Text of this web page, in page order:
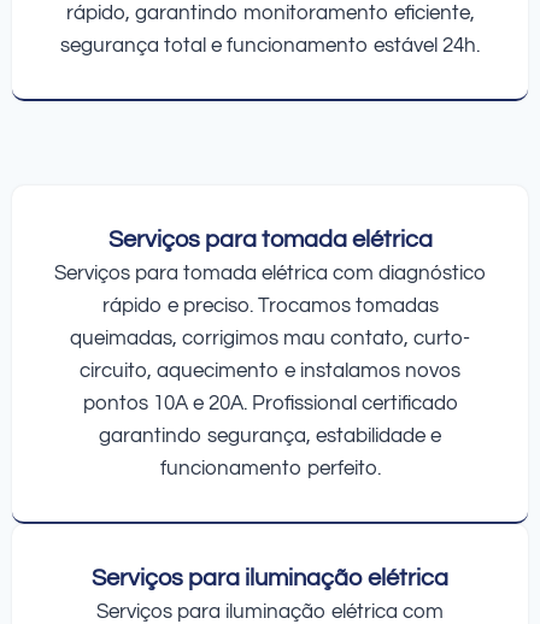
rápido, garantindo monitoramento eficiente,
segurança total e funcionamento estável 24h.
Serviços para tomada elétrica
Serviços para tomada elétrica com diagnóstico
rápido e preciso. Trocamos tomadas
queimadas, corrigimos mau contato, curto-
circuito, aquecimento e instalamos novos
pontos 10A e 20A. Profissional certificado
garantindo segurança, estabilidade e
funcionamento perfeito.
Serviços para iluminação elétrica
Serviços para iluminação elétrica com